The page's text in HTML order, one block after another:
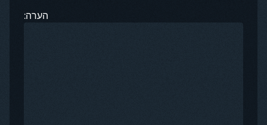
הערה: